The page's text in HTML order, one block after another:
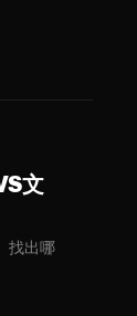
文
找出哪